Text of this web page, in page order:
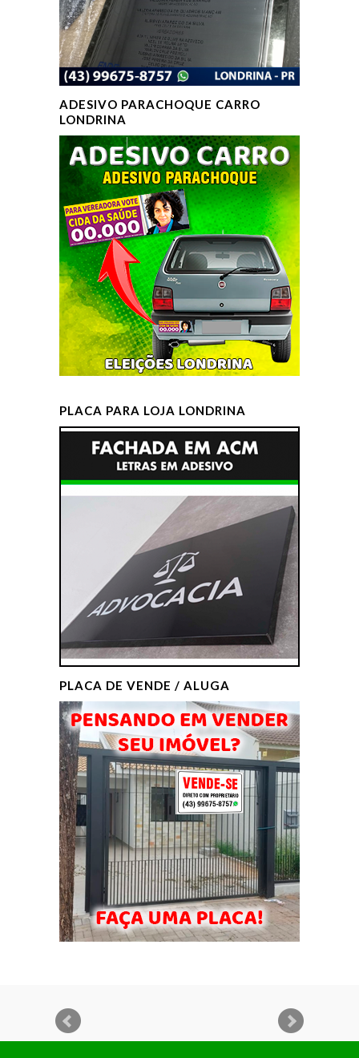
ADESIVO PARACHOQUE CARRO
LONDRINA
PLACA PARA LOJA LONDRINA
PLACA DE VENDE / ALUGA